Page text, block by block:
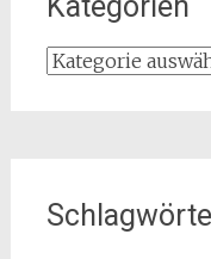
Kategorien
Kategorien